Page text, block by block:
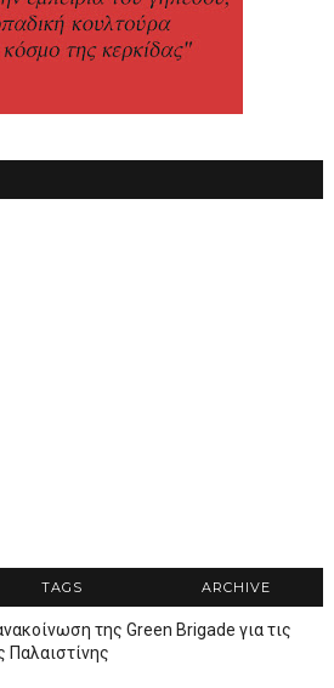
TAGS ARCHIVE
της Green Brigade για τις
Παλαιστίνης